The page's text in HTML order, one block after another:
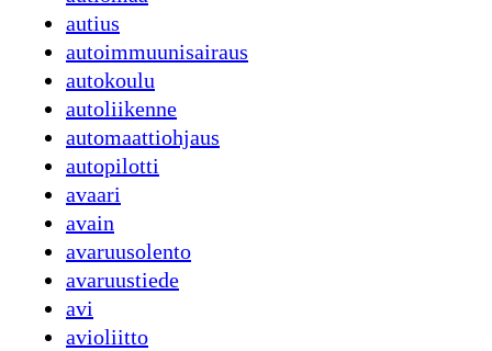
autius
autoimmuunisairaus
autokoulu
autoliikenne
automaattiohjaus
autopilotti
avaari
avain
avaruusolento
avaruustiede
avi
avioliitto